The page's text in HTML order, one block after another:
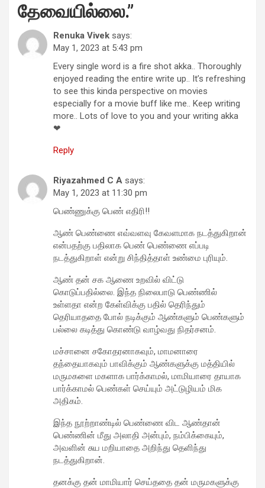
தேவையில்லை.”
Renuka Vivek says:
May 1, 2023 at 5:43 pm
Every single word is a fire shot akka.. Thoroughly
enjoyed reading the entire write up.. It’s refreshing
to see this kinda perspective on movies
especially for a movie buff like me.. Keep writing
more.. Lots of love to you and your writing akka
❤
Reply
Riyazahmed C A says:
May 1, 2023 at 11:30 pm
பெண்ணுக்கு பெண் எதிரி!!
ஆண் பெண்ணை எவ்வளவு கேவளமாக நடத்துகிறான்
என்பதற்கு பதிலாக பெண் பெண்ணை எப்படி
நடத்துகிறாள் என்று சிந்தித்தாள் உண்மை புரியும்.
ஆண் தன் சக ஆணை உறவில் விட்டு
கொடுப்பதில்லை. இந்த நிலைபாடு பெண்ணில்
உள்ளதா என்ற கேள்விக்கு பதில் தெரிந்தும்
தெரியாததை போல் நடிக்கும் ஆண்களும் பெண்களும்
பல்லை கடித்து கொண்டு வாழ்வது நிதர்சனம்.
மச்சானை சகோதரனாகவும், மாமனாரை
தந்தையாகவும் பாவிக்கும் ஆண்களுக்கு மத்தியில்
மருமகளை மகளாக பார்க்காமல், மாமியாரை தாயாக
பார்க்காமல் பெண்கள் செய்யும் அட்டுழியம் மிக
அதிகம்.
இந்த நூற்றாண்டில் பெண்ணை விட ஆண்தான்
பெண்ணின் மீது அலாதி அன்பும், நம்பிக்கையும்,
அவளின் சுய மறியாதை அறிந்து தெளிந்து
நடத்துகிறான்.
தனக்கு தன் மாமியார் செய்ததை தன் மருமகளுக்கு